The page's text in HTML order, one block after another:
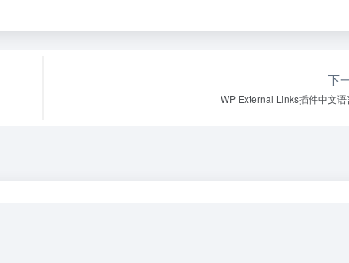
下
WP External Links插件中文语